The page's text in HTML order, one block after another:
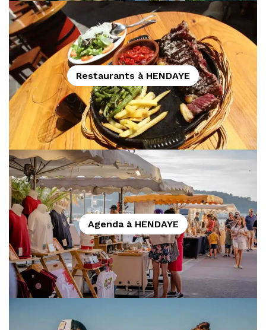
Restaurants à HENDAYE
Agenda à HENDAYE